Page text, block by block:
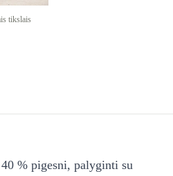
tikslais
% pigesni, palyginti su